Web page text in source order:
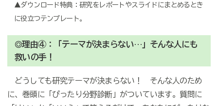
▲ダウンロード特典：研究をレポートやスライドにまとめるとき
に役立つテンプレート。
◎理由④：「テーマが決まらない…」そんな人にも
救いの手！
どうしても研究テーマが決まらない！ そんな人のため
に、巻頭に「ぴったり分野診断」がついています。質問に